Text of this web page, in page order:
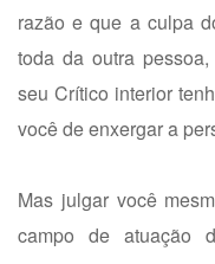
razão e que a culpa
toda da outra
seu Crítico interior
você de enxergar a
Mas julgar você
campo de atuação